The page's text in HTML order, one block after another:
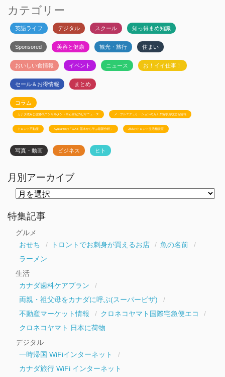
カテゴリー
英語ライフ デジタル スクール 知っ得まめ知識
Sponsored 美容と健康 観光・旅行 住まい
おいしい食情報 イベント ニュース お！イイ仕事！
セール＆お得情報 まとめ
コラム
カナダ政府公認移民コンサルタント白石有紀のビザニュース メープルエデュケーションのカナダ留学お役立ち情報
トロント不動産 Ayudanteの「GA4: 基本から学ぶ最新分析」 JSSのトロント生活相談室
写真・動画 ビジネス ヒト
月別アーカイブ
ー
カ
特集記事
グルメ
おせち
トロントでお刺身が買えるお店
魚の名前
ラーメン
生活
カナダ歯科ケアプラン
両親・祖父母をカナダに呼ぶ(スーパービザ)
不動産マーケット情報
クロネコヤマト国際宅急便エコ
クロネコヤマト 日本に荷物
デジタル
一時帰国 WiFiインターネット
カナダ旅行 WiFi インターネット